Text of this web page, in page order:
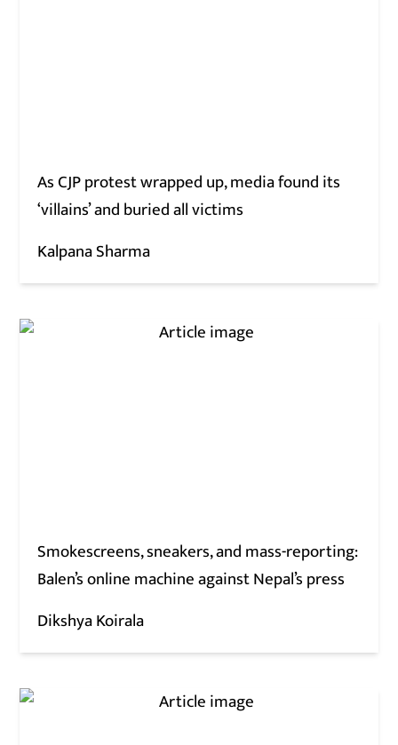
As CJP protest wrapped up, media found its
‘villains’ and buried all victims
Kalpana Sharma
Smokescreens, sneakers, and mass-reporting:
Balen’s online machine against Nepal’s press
Dikshya Koirala